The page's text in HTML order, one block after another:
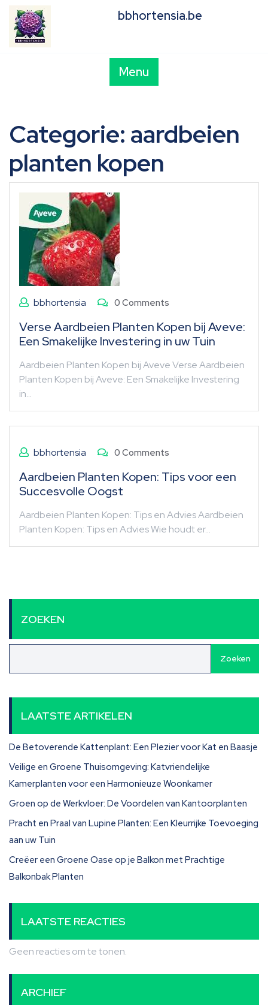
content
bbhortensia.be
Menu
Categorie: aardbeien
planten kopen
bbhortensia 0 Comments
Verse Aardbeien Planten Kopen bij Aveve:
Een Smakelijke Investering in uw Tuin
Aardbeien Planten Kopen bij Aveve Verse Aardbeien
Planten Kopen bij Aveve: Een Smakelijke Investering
in…
bbhortensia 0 Comments
Aardbeien Planten Kopen: Tips voor een
Succesvolle Oogst
Aardbeien Planten Kopen: Tips en Advies Aardbeien
Planten Kopen: Tips en Advies Wie houdt er…
ZOEKEN
Zoeken
LAATSTE ARTIKELEN
De Betoverende Kattenplant: Een Plezier voor Kat en Baasje
Veilige en Groene Thuisomgeving: Katvriendelijke
Kamerplanten voor een Harmonieuze Woonkamer
Groen op de Werkvloer: De Voordelen van Kantoorplanten
Pracht en Praal van Lupine Planten: Een Kleurrijke Toevoeging
aan uw Tuin
Creëer een Groene Oase op je Balkon met Prachtige
Balkonbak Planten
LAATSTE REACTIES
Geen reacties om te tonen.
ARCHIEF